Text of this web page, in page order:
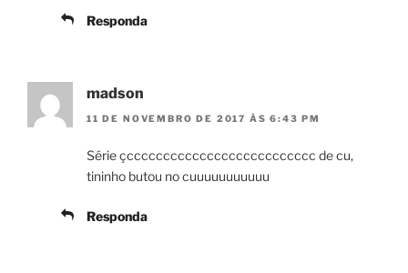
Responda
madson
11 DE NOVEMBRO DE 2017 ÀS 6:43 PM
Série çcccccccccccccccccccccccccc de cu,
tininho butou no cuuuuuuuuuuu
Responda